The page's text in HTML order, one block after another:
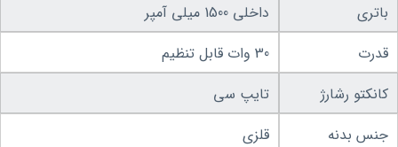
باتری
داخلی 1500 میلی آمپر
قدرت
30 وات قابل تنظیم
کانکتو رشارژ
تایپ سی
جنس بدنه
قلزی